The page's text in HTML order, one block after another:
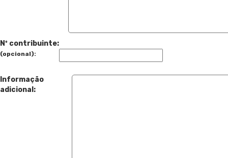
Nº contribuinte:
(opcional):
Informação
adicional: